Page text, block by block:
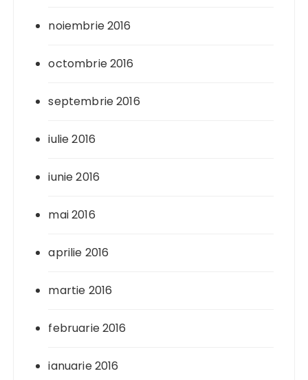
noiembrie 2016
octombrie 2016
septembrie 2016
iulie 2016
iunie 2016
mai 2016
aprilie 2016
martie 2016
februarie 2016
ianuarie 2016